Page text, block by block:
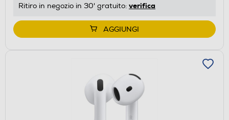
Ritiro in negozio in 30' gratuito: verifica
AGGIUNGI